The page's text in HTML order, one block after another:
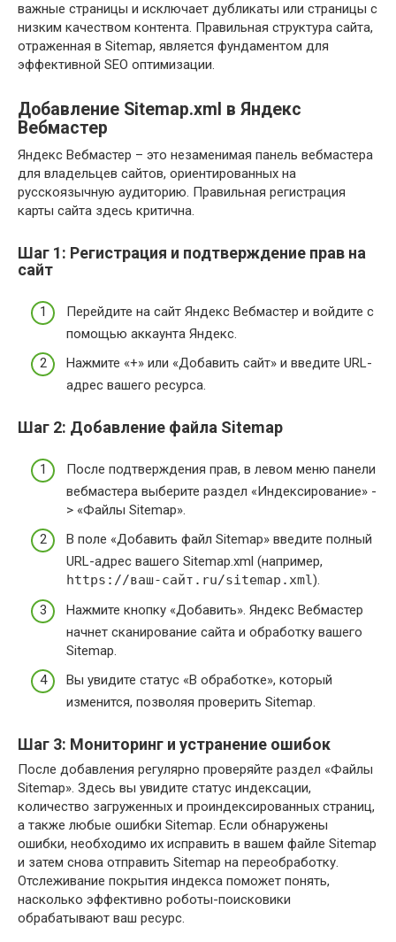
важные страницы и исключает дубликаты или страницы с
низким качеством контента. Правильная структура сайта,
отраженная в Sitemap, является фундаментом для
эффективной SEO оптимизации.
Добавление Sitemap.xml в Яндекс
Вебмастер
Яндекс Вебмастер – это незаменимая панель вебмастера
для владельцев сайтов, ориентированных на
русскоязычную аудиторию. Правильная регистрация
карты сайта здесь критична.
Шаг 1: Регистрация и подтверждение прав на
сайт
Перейдите на сайт Яндекс Вебмастер и войдите с
помощью аккаунта Яндекс.
Нажмите «+» или «Добавить сайт» и введите URL-
адрес вашего ресурса.
Шаг 2: Добавление файла Sitemap
После подтверждения прав, в левом меню панели
вебмастера выберите раздел «Индексирование» -
> «Файлы Sitemap».
В поле «Добавить файл Sitemap» введите полный
URL-адрес вашего Sitemap.xml (например,
https://ваш-сайт.ru/sitemap.xml).
Нажмите кнопку «Добавить». Яндекс Вебмастер
начнет сканирование сайта и обработку вашего
Sitemap.
Вы увидите статус «В обработке», который
изменится, позволяя проверить Sitemap.
Шаг 3: Мониторинг и устранение ошибок
После добавления регулярно проверяйте раздел «Файлы
Sitemap». Здесь вы увидите статус индексации,
количество загруженных и проиндексированных страниц,
а также любые ошибки Sitemap. Если обнаружены
ошибки, необходимо их исправить в вашем файле Sitemap
и затем снова отправить Sitemap на переобработку.
Отслеживание покрытия индекса поможет понять,
насколько эффективно роботы-поисковики
обрабатывают ваш ресурс.